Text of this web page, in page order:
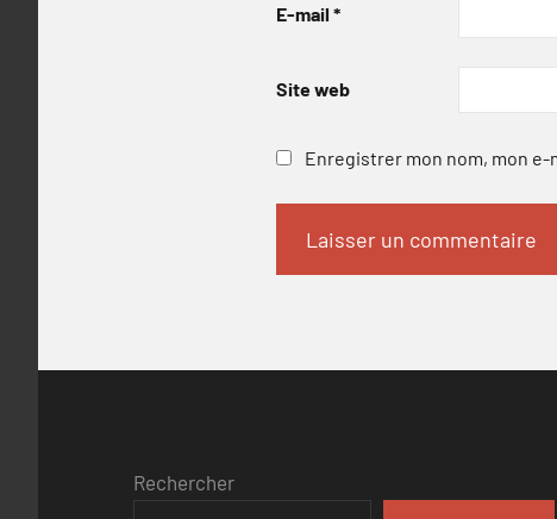
E-mail *
Site web
Enregistrer mon nom, mon
Rechercher